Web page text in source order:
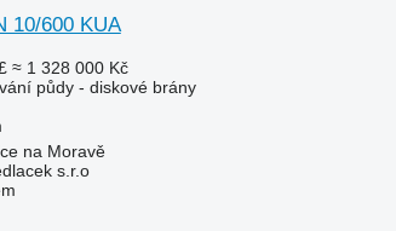
10/600 KUA
≈ 1 328 000 Kč
půdy - diskové brány
na Moravě
s.r.o